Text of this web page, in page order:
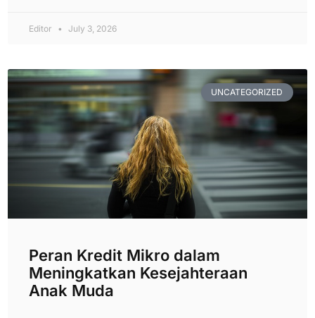
Editor July 3, 2026
UNCATEGORIZED
Peran Kredit Mikro dalam
Meningkatkan Kesejahteraan
Anak Muda